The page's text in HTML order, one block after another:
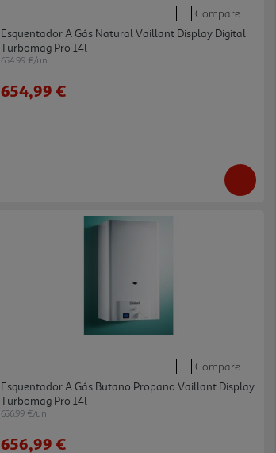
Compare
Esquentador A Gás Natural Vaillant Display Digital
Turbomag Pro 14l
654.99 €/un
654,99 €
Compare
Esquentador A Gás Butano Propano Vaillant Display
Turbomag Pro 14l
656.99 €/un
656,99 €